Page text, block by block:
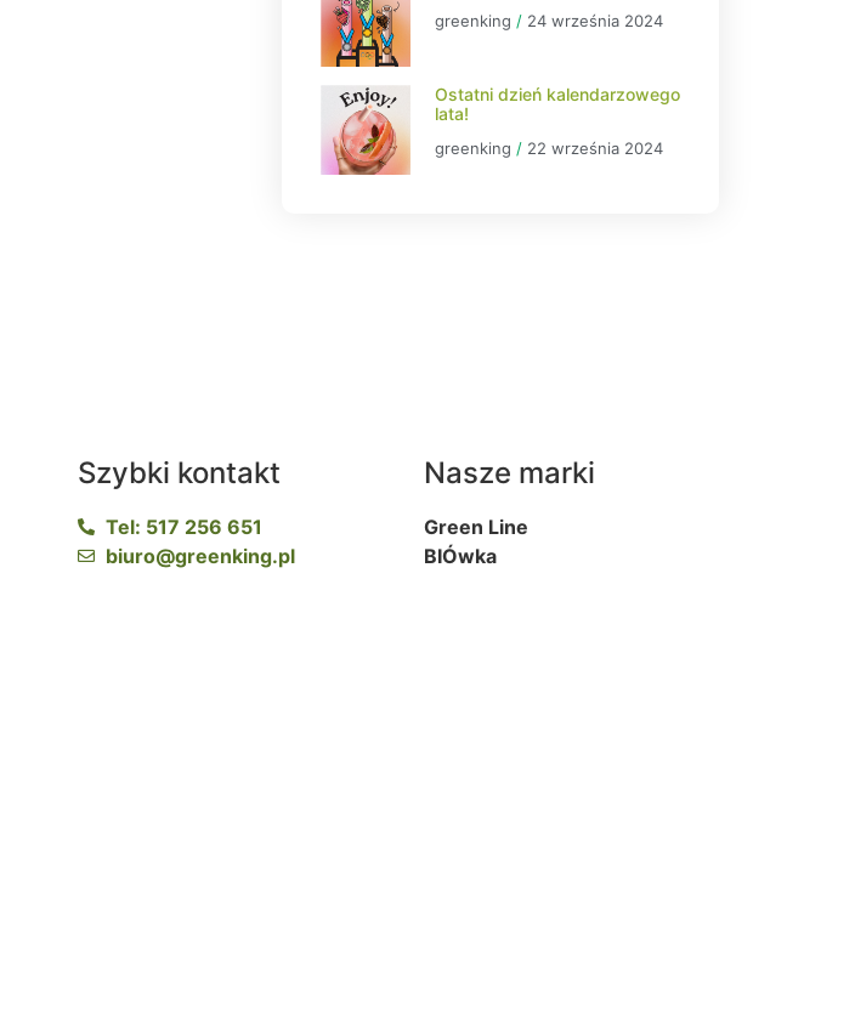
greenking 24 września 2024
Ostatni dzień kalendarzowego
lata!
greenking 22 września 2024
Szybki kontakt
Tel: 517 256 651
biuro@greenking.pl
Nasze marki
Green Line
BIÓwka